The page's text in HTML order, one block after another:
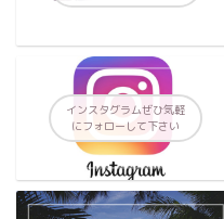
インスタグラムぜひ気軽
にフォローして下さい